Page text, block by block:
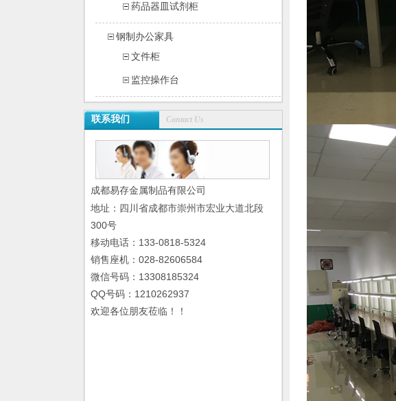
药品器皿试剂柜
钢制办公家具
文件柜
监控操作台
联系我们 Contact Us
成都易存金属制品有限公司
地址：四川省成都市崇州市宏业大道北段
300号
移动电话：133-0818-5324
销售座机：028-82606584
微信号码：13308185324
QQ号码：1210262937
欢迎各位朋友莅临！！